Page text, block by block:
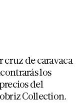
cruz de caravaca
los
del
Collection.